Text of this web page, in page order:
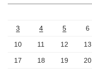
3 4 5 6
10 11 12 13
17 18 19 20